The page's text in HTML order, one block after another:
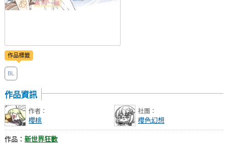
作品標籤
BL
作品資訊
作者：
櫻桃
社團：
櫻色幻想
作品：新世界狂歡